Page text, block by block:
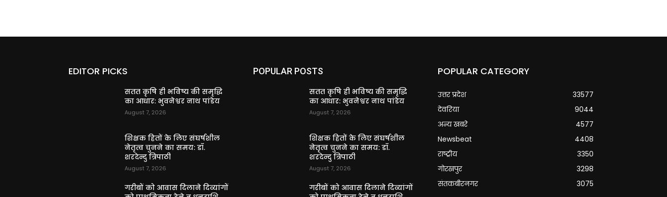
EDITOR PICKS
सतत कृषि ही भविष्य की समृद्धि
का आधार: भुवनेश्वर नाथ पांडेय
August 7, 2026
शिक्षक हितों के लिए संघर्षशील
नेतृत्व चुनने का समय: डॉ.
शरदेन्दु त्रिपाठी
August 7, 2026
गरीबों को आवास दिलाने दिव्यांगों
POPULAR POSTS
सतत कृषि ही भविष्य की समृद्धि
का आधार: भुवनेश्वर नाथ पांडेय
August 7, 2026
शिक्षक हितों के लिए संघर्षशील
नेतृत्व चुनने का समय: डॉ.
शरदेन्दु त्रिपाठी
August 7, 2026
गरीबों को आवास दिलाने दिव्यांगों
POPULAR CATEGORY
उत्तर प्रदेश
33577
देवरिया
9044
अन्य खबरे
4577
Newsbeat
4408
राष्ट्रीय
3350
गोरखपुर
3298
संतकबीरनगर
3075